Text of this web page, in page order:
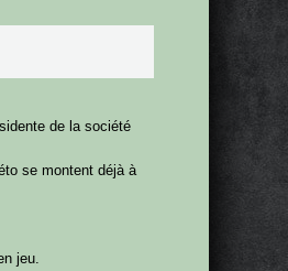
de la société
se montent déjà à
jeu.